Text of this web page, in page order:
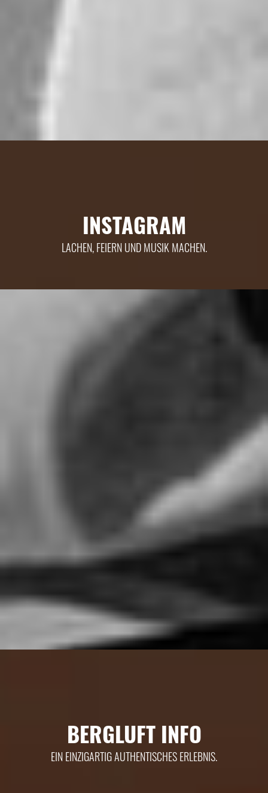
INSTAGRAM
LACHEN, FEIERN UND MUSIK MACHEN.
BERGLUFT INFO
EIN EINZIGARTIG AUTHENTISCHES ERLEBNIS.